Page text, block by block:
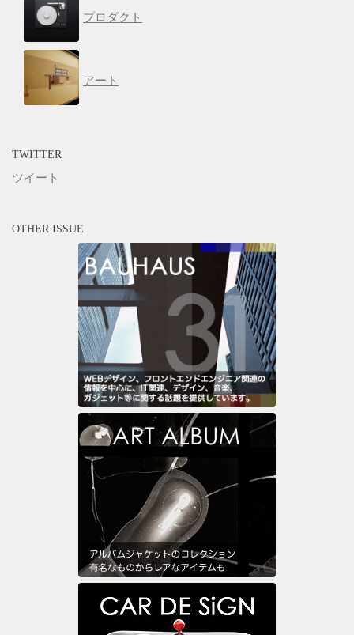
プロダクト
アート
TWITTER
ツイート
OTHER ISSUE